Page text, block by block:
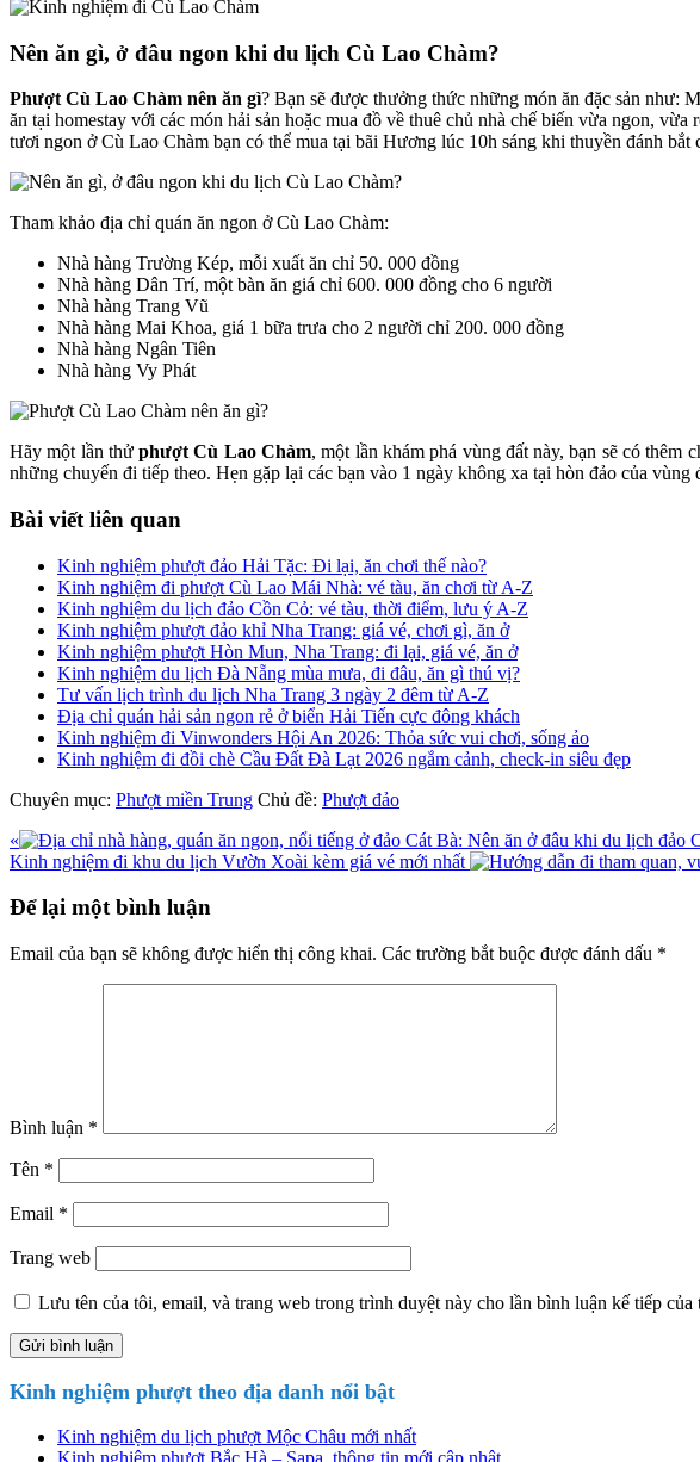
Nên ăn gì, ở đâu ngon khi du lịch Cù Lao Chàm?
Phượt Cù Lao Chàm nên ăn gì? Bạn sẽ được thưởng thức những món ăn đặc sản như:
ăn tại homestay với các món hải sản hoặc mua đồ về thuê chủ nhà chế biến vừa ngon,
tươi ngon ở Cù Lao Chàm bạn có thể mua tại bãi Hương lúc 10h sáng khi thuyền đánh
Tham khảo địa chỉ quán ăn ngon ở Cù Lao Chàm:
Nhà hàng Trường Kép, mỗi xuất ăn chỉ 50. 000 đồng
Nhà hàng Dân Trí, một bàn ăn giá chỉ 600. 000 đồng cho 6 người
Nhà hàng Trang Vũ
Nhà hàng Mai Khoa, giá 1 bữa trưa cho 2 người chỉ 200. 000 đồng
Nhà hàng Ngân Tiên
Nhà hàng Vy Phát
Hãy một lần thửphượt Cù Lao Chàm, một lần khám phá vùng đất này, bạn sẽ có thêm
những chuyến đi tiếp theo. Hẹn gặp lại các bạn vào 1 ngày không xa tại hòn đảo của vùng
Bài viết liên quan
Kinh nghiệm phượt đảo Hải Tặc: Đi lại, ăn chơi thế nào?
Kinh nghiệm đi phượt Cù Lao Mái Nhà: vé tàu, ăn chơi từ A-Z
Kinh nghiệm du lịch đảo Cồn Cỏ: vé tàu, thời điểm, lưu ý A-Z
Kinh nghiệm phượt đảo khỉ Nha Trang: giá vé, chơi gì, ăn ở
Kinh nghiệm phượt Hòn Mun, Nha Trang: đi lại, giá vé, ăn ở
Kinh nghiệm du lịch Đà Nẵng mùa mưa, đi đâu, ăn gì thú vị?
Tư vấn lịch trình du lịch Nha Trang 3 ngày 2 đêm từ A-Z
Địa chỉ quán hải sản ngon rẻ ở biển Hải Tiến cực đông khách
Kinh nghiệm đi Vinwonders Hội An 2026: Thỏa sức vui chơi, sống ảo
Kinh nghiệm đi đồi chè Cầu Đất Đà Lạt 2026 ngắm cảnh, check-in siêu đẹp
Chuyên mục: Phượt miền Trung Chủ đề: Phượt đảo
Bài
viết
«
Bài
sau
Kinh nghiệm đi khu du lịch Vườn Xoài kèm giá vé mới nhất
Interactions
Để lại một bình luận
Email của bạn sẽ không được hiển thị công khai. Các trường bắt buộc được đánh dấu *
Bình luận *
Tên *
Email *
Trang web
Lưu tên của tôi, email, và trang web trong trình duyệt này cho lần bình luận kế tiếp của
Sidebar
chính
Kinh nghiệm phượt theo địa danh nổi bật
Kinh nghiệm du lịch phượt Mộc Châu mới nhất